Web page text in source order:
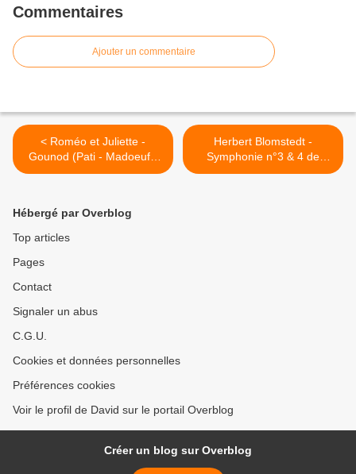
Commentaires
Ajouter un commentaire
< Roméo et Juliette -
Gounod (Pati - Madoeuf -
Campellone - Ruf) Opéra
Herbert Blomstedt -
Symphonie n°3 & 4 de
Brahms - Philharmonie de
Hébergé par Overblog
Top articles
Pages
Contact
Signaler un abus
C.G.U.
Cookies et données personnelles
Préférences cookies
Voir le profil de David sur le portail Overblog
Créer un blog sur Overblog